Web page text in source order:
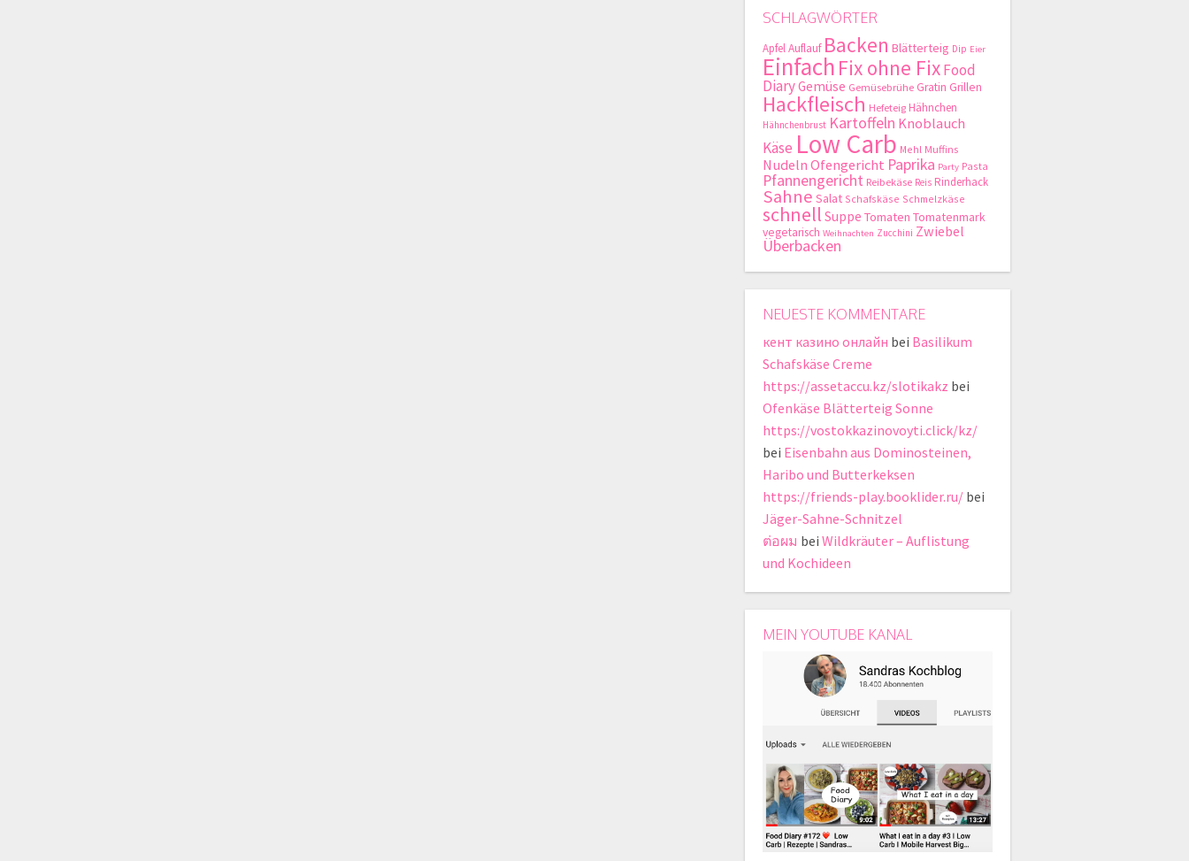
SCHLAGWÖRTER
ApfelAuflauf Backen Blätterteig Dip Eier
Einfach Fix ohne FixFood
DiaryGemüse Gemüsebrühe Gratin Grillen
Hackfleisch Hefeteig Hähnchen
Hähnchenbrust Kartoffeln Knoblauch
Käse Low Carb Mehl Muffins
NudelnOfengericht Paprika Party Pasta
Pfannengericht Reibekäse Reis Rinderhack
Sahne Salat Schafskäse Schmelzkäse
schnell Suppe Tomaten Tomatenmark
vegetarisch Weihnachten Zucchini Zwiebel
Überbacken
NEUESTE KOMMENTARE
кент казино онлайн bei Basilikum
Schafskäse Creme
https://assetaccu.kz/slotikakz bei
Ofenkäse Blätterteig Sonne
https://vostokkazinovoyti.click/kz/
bei Eisenbahn aus Dominosteinen,
Haribo und Butterkeksen
https://friends-play.booklider.ru/ bei
Jäger-Sahne-Schnitzel
ต่อผม bei Wildkräuter – Auflistung
und Kochideen
MEIN YOUTUBE KANAL